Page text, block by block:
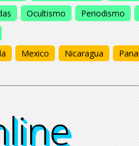
Ocultismo Periodismo
Mexico Nicaragua